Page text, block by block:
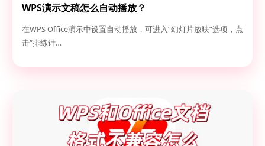
WPS演示文稿怎么自动播放？
在WPS Office演示中设置自动播放，可进入“幻灯片放映”选项，点
击“排练计…